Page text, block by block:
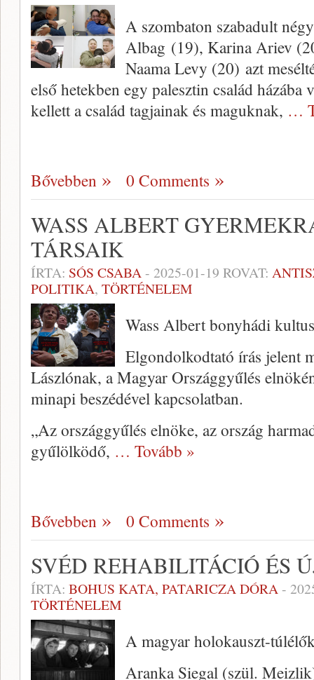
A szombaton szabadult
Albag (19), Karina Ariev
Naama Levy (20) azt
első hetekben egy palesztin család
kellett a család tagjainak és maguknak, …
Bővebben 0 Comments
WASS ALBERT
TÁRSAIK
ÍRTA: SÓS CSABA- 2025-01-19 ROVAT:
POLITIKA, TÖRTÉNELEM
Wass Albert bonyhádi
Elgondolkodtató írás jelent
Lászlónak, a Magyar Országgyűlés
minapi beszédével kapcsolatban.
„Az országgyűlés elnöke, az ország
gyűlölködő, … Tovább »
Bővebben 0 Comments
SVÉD REHABILITÁCIÓ ÉS
ÍRTA: BOHUS KATA, PATARICZA DÓRA-
TÖRTÉNELEM
A magyar holokauszt-
Aranka Siegal (szül.